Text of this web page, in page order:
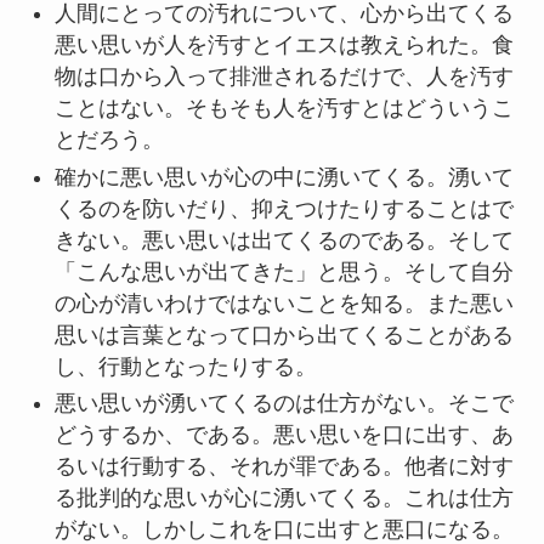
人間にとっての汚れについて、心から出てくる
悪い思いが人を汚すとイエスは教えられた。食
物は口から入って排泄されるだけで、人を汚す
ことはない。そもそも人を汚すとはどういうこ
とだろう。
確かに悪い思いが心の中に湧いてくる。湧いて
くるのを防いだり、抑えつけたりすることはで
きない。悪い思いは出てくるのである。そして
「こんな思いが出てきた」と思う。そして自分
の心が清いわけではないことを知る。また悪い
思いは言葉となって口から出てくることがある
し、行動となったりする。
悪い思いが湧いてくるのは仕方がない。そこで
どうするか、である。悪い思いを口に出す、あ
るいは行動する、それが罪である。他者に対す
る批判的な思いが心に湧いてくる。これは仕方
がない。しかしこれを口に出すと悪口になる。